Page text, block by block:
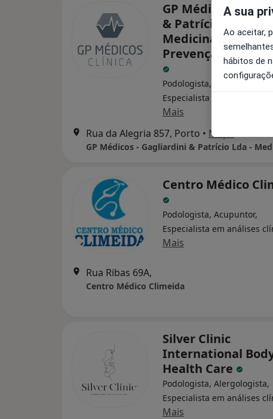
GP Médicos -
& Patrício Lda -
Medicina Do
Prevenção
Podologista, Acupuntor,
Especialista em análises
Mais
Rua da Alegria 857, Porto • Mapa
Centro Médico
Podologista, Acupuntor,
Especialista em análises
Mais
Rua Ribas 69A,
Centro Médico Climeida
Silver Clinic
International
Health Care
Podologista, Alergologista,
Especialista em análises
Mais
A sua
Ao aceitar,
hábitos de